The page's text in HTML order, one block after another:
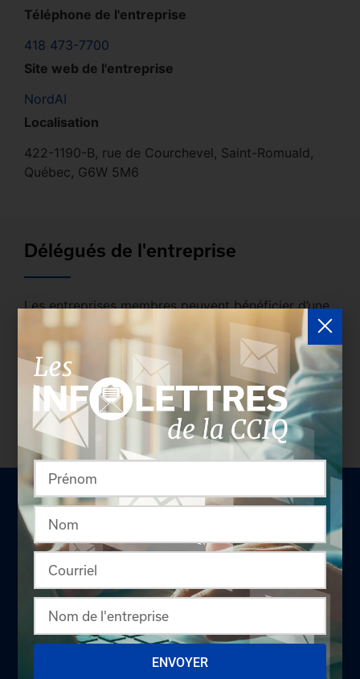
Téléphone de l'entreprise
418 473-7700
Site web de l'entreprise
NordAI
Localisation
422-1190-B, rue de Courchevel, Saint-Romuald,
Québec, G6W 5M6
Délégués de l'entreprise
Les entreprises membres peuvent bénéficier d’une
version plus détaillée du répertoire via leur espace
sécurisé. Connectez-vous
afin de consulter le
profil complet des entreprises incluant les
coordonnées des délégués inscrits. Vous n'êtes
pas membre? N'attendez plus et devenez membre!
LA CHAMBRE
Offres d'emploi
ENVOYER